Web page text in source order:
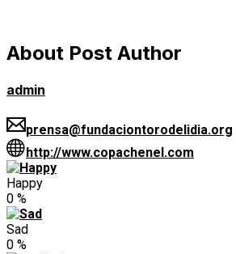
About Post Author
admin
prensa@fundaciontorodelidia.org
http://www.copachenel.com
Happy
0 %
Sad
0 %